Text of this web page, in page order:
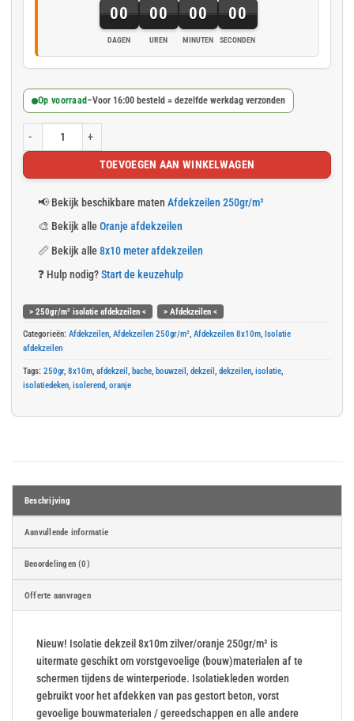
00
DAGEN
00
UREN
00
MINUTEN
00
SECONDEN
Op voorraad –Voor 16:00 besteld = dezelfde werkdag verzonden
Isolatie dekzeil 8x10m zilver/oranje 250gr/m² aantal
TOEVOEGEN AAN WINKELWAGEN
📢 Bekijk beschikbare maten Afdekzeilen 250gr/m²
🎨 Bekijk alleOranje afdekzeilen
📏 Bekijk alle 8x10 meter afdekzeilen
❓ Hulp nodig? Start de keuzehulp
> 250gr/m² isolatie afdekzeilen <
> Afdekzeilen <
Categorieën: Afdekzeilen, Afdekzeilen 250gr/m², Afdekzeilen 8x10m, Isolatie
afdekzeilen
Tags: 250gr, 8x10m, afdekzeil , bache, bouwzeil , dekzeil , dekzeilen, isolatie,
isolatiedeken, isolerend, oranje
Beschrijving
Aanvullende informatie
Beoordelingen (0)
Offerte aanvragen
Nieuw! Isolatie dekzeil 8x10m zilver/oranje 250gr/m² is
uitermate geschikt om vorstgevoelige (bouw)materialen af te
schermen tijdens de winterperiode. Isolatiekleden worden
gebruikt voor het afdekken van pas gestort beton, vorst
gevoelige bouwmaterialen / gereedschappen en alle andere